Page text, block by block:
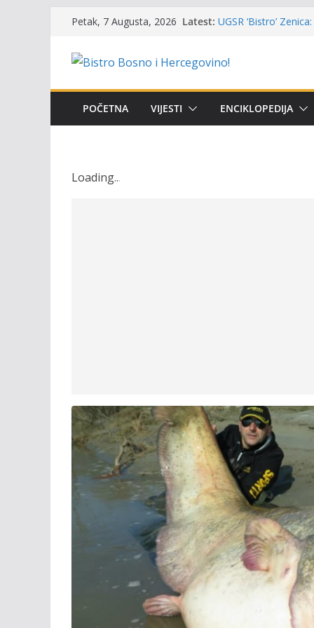
content
Petak, 7 Augusta, 2026 Latest: Masovni pomor ribe
(Banlozi)
i amura’
Obavještenje
POČETNA VIJESTI ENCIKLOPEDIJA
Loading...